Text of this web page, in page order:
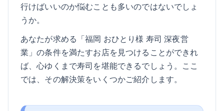
行けばいいのか悩むことも多いのではないでしょ
うか。
あなたが求める「福岡 おひとり様 寿司 深夜営
業」の条件を満たすお店を見つけることができれ
ば、心ゆくまで寿司を堪能できるでしょう。ここ
では、その解決策をいくつかご紹介します。